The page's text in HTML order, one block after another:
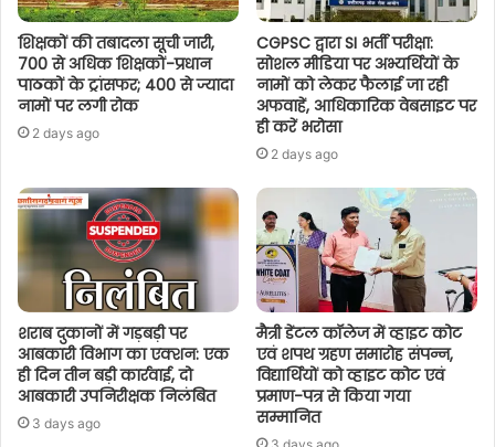
शिक्षकों की तबादला सूची जारी,
700 से अधिक शिक्षकों-प्रधान
पाठकों के ट्रांसफर; 400 से ज्यादा
नामों पर लगी रोक
2 days ago
CGPSC द्वारा SI भर्ती परीक्षा:
सोशल मीडिया पर अभ्यर्थियों के
नामों को लेकर फैलाई जा रही
अफवाहें, आधिकारिक वेबसाइट पर
ही करें भरोसा
2 days ago
शराब दुकानों में गड़बड़ी पर
आबकारी विभाग का एक्शन: एक
ही दिन तीन बड़ी कार्रवाई, दो
आबकारी उपनिरीक्षक निलंबित
3 days ago
मैत्री डेंटल कॉलेज में व्हाइट कोट
एवं शपथ ग्रहण समारोह संपन्न,
विद्यार्थियों को व्हाइट कोट एवं
प्रमाण-पत्र से किया गया
सम्मानित